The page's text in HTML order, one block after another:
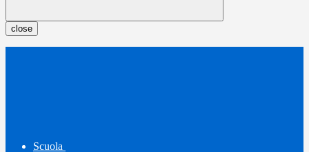
close
Scuola